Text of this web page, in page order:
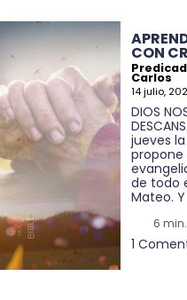
CON
Carlos
14 julio,
DIOS
jueves
propone
de todo
Mateo. Y
6
1